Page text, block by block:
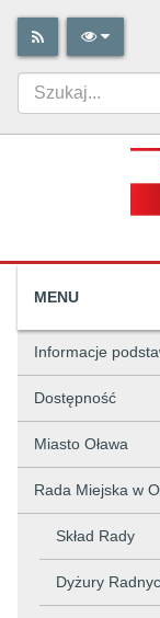
MENU
Informacje
Dostępność
Miasto Oława
Rada Miejska w
Skład Rady
Dyżury